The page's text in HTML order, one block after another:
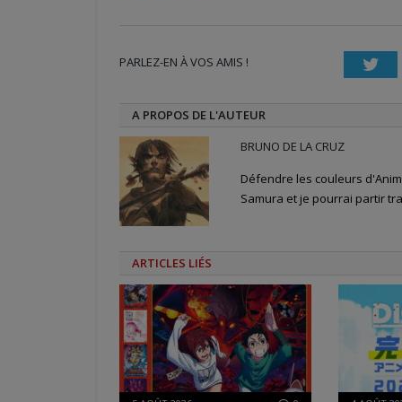
fenêtre)fenêtre)nouvelle
PARLEZ-EN À VOS AMIS !
A PROPOS DE L'AUTEUR
BRUNO DE LA CRUZ
Défendre les couleurs
Samura et je pourrai partir
ARTICLES LIÉS